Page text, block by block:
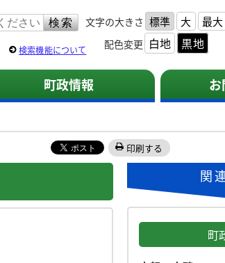
文字の大きさ 標準 大 最大
配色変更 白地 黒地
検索機能について
町政情報
印刷する
関
町